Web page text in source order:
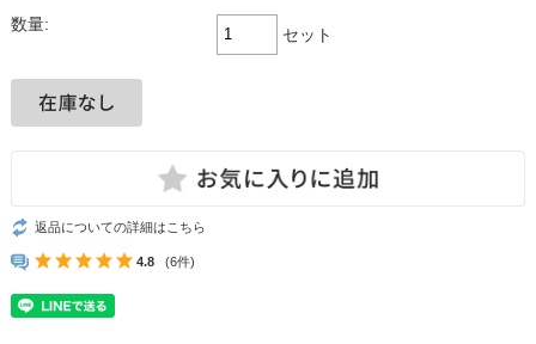
数量:
セット
返品についての詳細はこちら
4.8 (6件)